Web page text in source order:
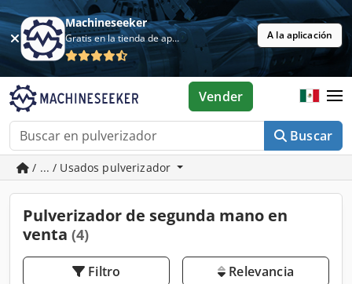
Machineseeker
Gratis en la tienda de aplicaciones A la aplicación
Buscar
Vender
/ ... / Usados pulverizador
Pulverizador de segunda mano en
venta (4)
Filtro Relevancia